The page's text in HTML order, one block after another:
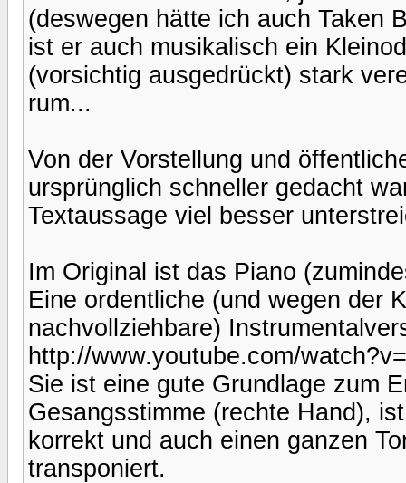
(deswegen hätte ich auch Taken
ist er auch musikalisch ein
(vorsichtig ausgedrückt) stark
rum...
Von der Vorstellung und
ursprünglich schneller gedacht
Textaussage viel besser
Im Original ist das Piano
Eine ordentliche (und wegen der
nachvollziehbare)
http://www.youtube.com/
Sie ist eine gute Grundlage zum
Gesangsstimme (rechte Hand),
korrekt und auch einen ganzen
transponiert.